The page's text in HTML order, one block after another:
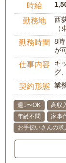
時給
勤務地
西
（
勤務時間
8
が
仕事内容
キ
グ
契約形態 業
週1〜OK 高収
年齢不問
家事
お手伝いさんの求